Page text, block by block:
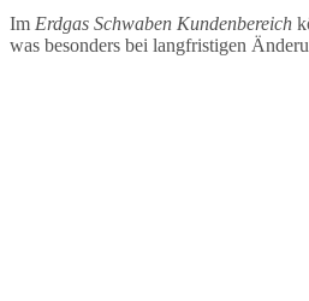
Im Erdgas Schwaben Kundenbereich
was besonders bei langfristigen